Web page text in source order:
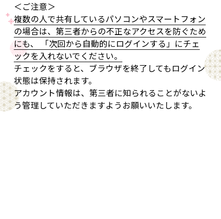
＜ご注意＞
複数の人で共有しているパソコンやスマートフォン
の場合は、第三者からの不正なアクセスを防ぐため
にも、 「次回から自動的にログインする」にチェ
ックを入れないでください。
チェックをすると、ブラウザを終了してもログイン
状態は保持されます。
アカウント情報は、第三者に知られることがないよ
う管理していただきますようお願いいたします。